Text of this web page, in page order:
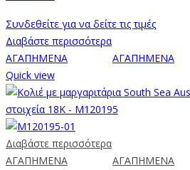
Συνδεθείτε για να δείτε τις τιμές
Διαβάστε περισσότερα
ΑΓΑΠΗΜΕΝΑ
ΑΓΑΠΗΜΕΝΑ
Quick view
Διαβάστε περισσότερα
ΑΓΑΠΗΜΕΝΑ
ΑΓΑΠΗΜΕΝΑ